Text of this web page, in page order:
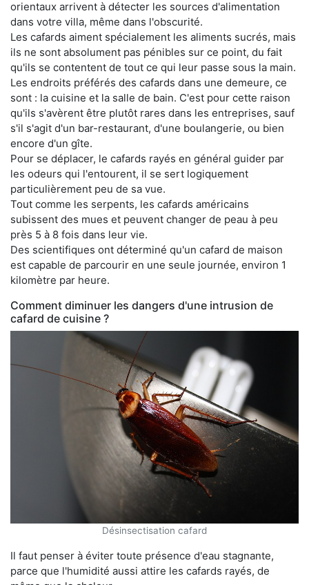
orientaux arrivent à détecter les sources d'alimentation
dans votre villa, même dans l'obscurité.
Les cafards aiment spécialement les aliments sucrés, mais
ils ne sont absolument pas pénibles sur ce point, du fait
qu'ils se contentent de tout ce qui leur passe sous la main.
Les endroits préférés des cafards dans une demeure, ce
sont : la cuisine et la salle de bain. C'est pour cette raison
qu'ils s'avèrent être plutôt rares dans les entreprises, sauf
s'il s'agit d'un bar-restaurant, d'une boulangerie, ou bien
encore d'un gîte.
Pour se déplacer, le cafards rayés en général guider par
les odeurs qui l'entourent, il se sert logiquement
particulièrement peu de sa vue.
Tout comme les serpents, les cafards américains
subissent des mues et peuvent changer de peau à peu
près 5 à 8 fois dans leur vie.
Des scientifiques ont déterminé qu'un cafard de maison
est capable de parcourir en une seule journée, environ 1
kilomètre par heure.
Comment diminuer les dangers d'une intrusion de
cafard de cuisine ?
Désinsectisation cafard
Il faut penser à éviter toute présence d'eau stagnante,
parce que l'humidité aussi attire les cafards rayés, de